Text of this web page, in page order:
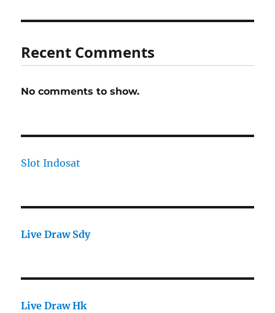
Recent Comments
No comments to show.
Slot Indosat
Live Draw Sdy
Live Draw Hk